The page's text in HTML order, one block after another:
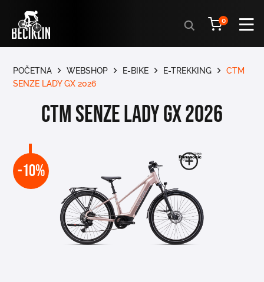
Products
search
0
POČETNA WEBSHOP E-BIKE E-TREKKING
CTM
SENZE LADY GX 2026
CTM SENZE LADY GX 2026
-10%